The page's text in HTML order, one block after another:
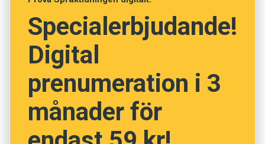
Efterskänka
Testamentera
Understödja
Specialerbjudande!
Digital
prenumeration i 3
månader för